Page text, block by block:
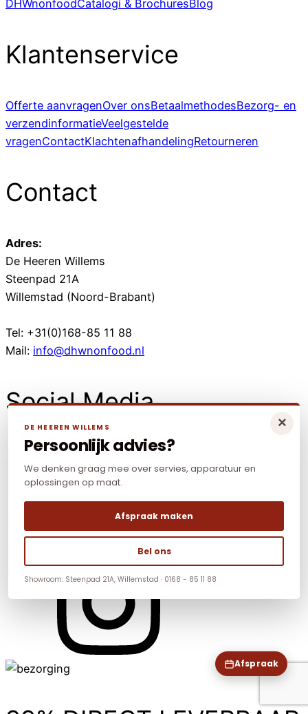
DHWnonfoodCatalogi & BrochuresBlog
Klantenservice
Offerte aanvragenOver onsBetaalmethodesBezorg- en
verzendinformatieVeelgestelde
vragenContactKlachtenafhandelingRetourneren
Contact
Adres:
De Heeren Willems
Steenpad 21A
Willemstad (Noord-Brabant)
Tel: +31(0)168-85 11 88
Mail: info@dhwnonfood.nl
Social Media
Afspraak
×
DE HEEREN WILLEMS
Persoonlijk advies?
We denken graag mee over servies, apparatuur en
oplossingen op maat.
Afspraak maken
Bel ons
Showroom: Steenpad 21A, Willemstad · 0168 - 85 11 88